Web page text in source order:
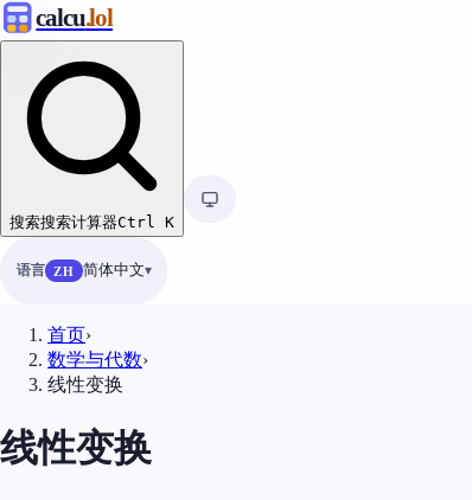
calcu.lol
搜索搜索计算器Ctrl K
语言 ZH 简体中文
首页›
数学与代数›
线性变换
线性变换